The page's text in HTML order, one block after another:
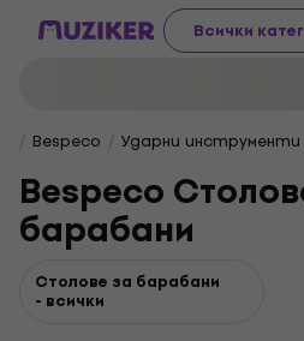
Всички
Bespeco Ударни инструменти
Bespeco
барабани
Столове за барабани
- всички